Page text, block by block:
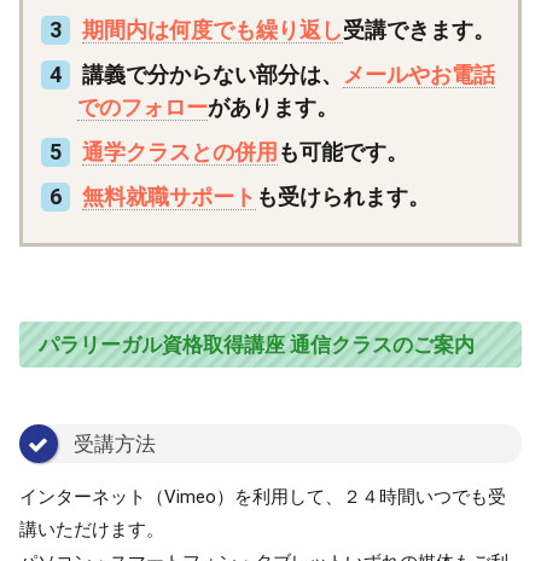
期間内は何度でも繰り返し受講できます。
講義で分からない部分は、 メールやお電話
でのフォローがあります。
通学クラスとの併用 も可能です。
無料就職サポート も受けられます。
パラリーガル資格取得講座 通信クラスのご案内
受講方法
インターネット（Vimeo）を利用して、２４時間いつでも受
講いただけます。